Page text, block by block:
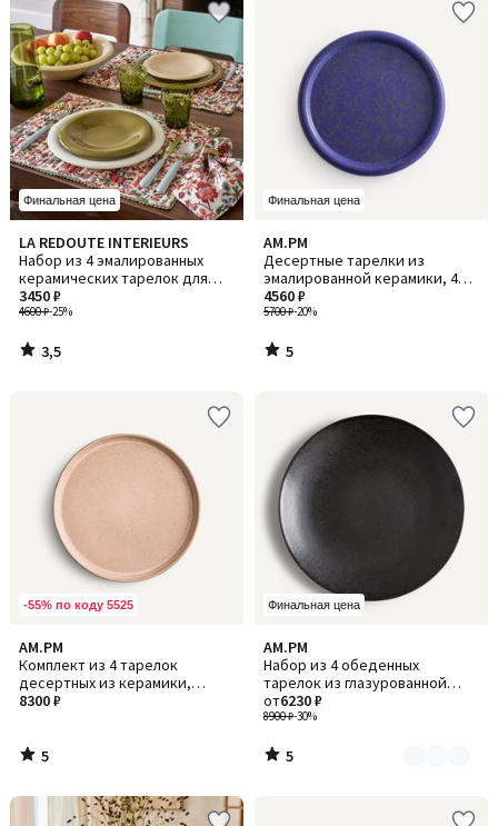
Финальная цена
LA REDOUTE INTERIEURS
Набор из 4 эмалированных
керамических тарелок для
десерта, Toria / Ториа
4600 ₽-25%
3450 ₽
3,5
/ 5
3,5
/
Финальная цена
AM.PM
Десертные тарелки из
эмалированной керамики, 4
шт., Battica / Баттика
5700 ₽-20%
4560 ₽
5
/
5
5
/
-55% по коду 5525
AM.PM
Комплект из 4 тарелок
десертных из керамики,
Gandra / Гандра
8300 ₽
5
/
5
5
/
Финальная цена
AM.PM
Набор из 4 обеденных
тарелок из глазурованной
керамики, Kanso / Кансо
8900 ₽-30%
от6230 ₽
5
/
5
Количество
цветов:
2
5
/